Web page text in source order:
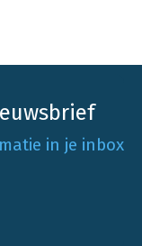
in je inbox